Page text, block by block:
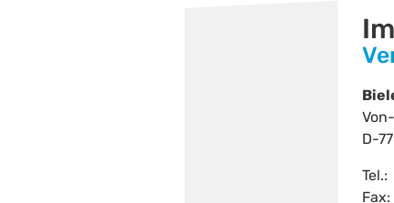
D-